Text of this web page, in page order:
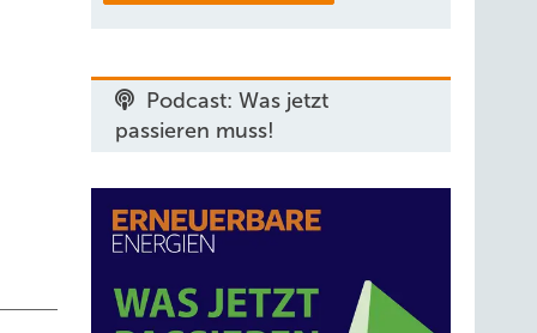
Podcast: Was jetzt
passieren muss!